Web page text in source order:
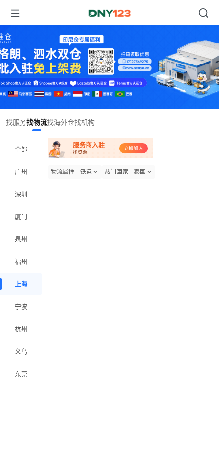
找服务找物流找海外仓找机构
全部
广州
深圳
厦门
泉州
福州
上海
宁波
杭州
义乌
东莞
服务商入驻
·找资源
立即加入
物流属性 铁运 热门国家 泰国